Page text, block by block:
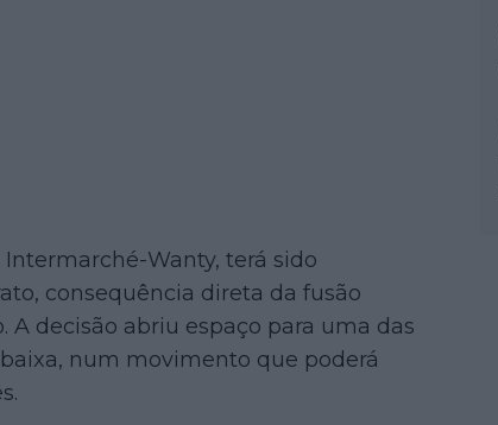
Wanty, terá sido
consequência direta da fusão
decisão abriu espaço para uma das
num movimento que poderá